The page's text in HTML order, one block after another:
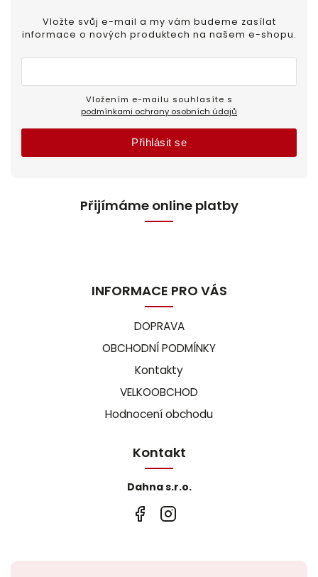
Vložte svůj e-mail a my vám budeme zasílat
informace o nových produktech na našem e-shopu.
podmínkami ochrany osobních údajů
Přihlásit se
Přijímáme online platby
INFORMACE PRO VÁS
DOPRAVA
OBCHODNÍ PODMÍNKY
Kontakty
VELKOOBCHOD
Hodnocení obchodu
Kontakt
Dahna s.r.o.